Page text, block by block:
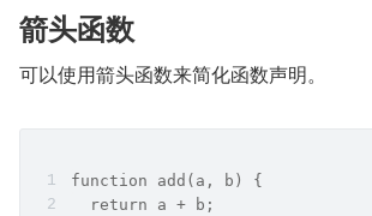
箭头函数
可以使用箭头函数来简化函数声明。
function add(a, b) {
  return a + b;